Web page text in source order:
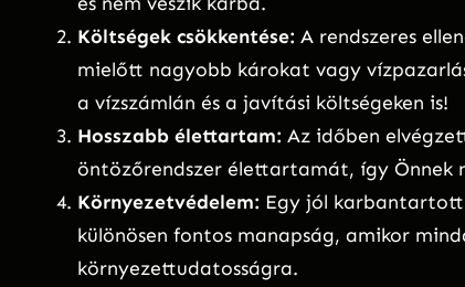
Költségek csökkentése: A rendszeres
mielőtt nagyobb károkat vagy
a vízszámlán és a javítási költségeken is!
Hosszabb élettartam: Az időben
öntözőrendszer élettartamát, így Önnek
Környezetvédelem: Egy jól
különösen fontos manapság, amikor
környezettudatosságra.